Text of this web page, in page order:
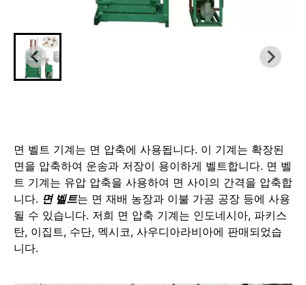
면 벨트 기계는 면 압축에 사용됩니다. 이 기계는 확장된
면을 압축하여 운송과 저장이 용이하게 벨트합니다. 면 벨
트 기계는 유압 압축을 사용하여 면 사이의 간격을 압축합
니다. 면 벨트는 면 재배 농장과 이불 가공 공장 등에 사용
될 수 있습니다. 저희 면 압축 기계는 인도네시아, 파키스
탄, 이집트, 수단, 멕시코, 사우디아라비아에 판매되었습
니다.